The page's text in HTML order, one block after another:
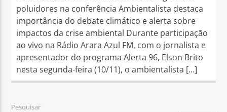
poluidores na conferência Ambientalista destaca
importância do debate climático e alerta sobre
impactos da crise ambiental Durante participação
ao vivo na Rádio Arara Azul FM, com o jornalista e
apresentador do programa Alerta 96, Elson Brito
nesta segunda-feira (10/11), o ambientalista […]
Pesquisar